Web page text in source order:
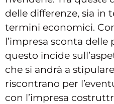
delle differenze, sia in
termini economici.
l’impresa sconta
questo incide
che si andrà a
riscontrano per
con l’impresa